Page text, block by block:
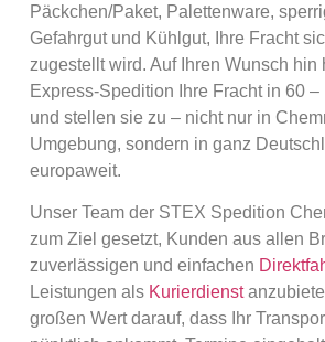
Päckchen/Paket, Palettenware,
Gefahrgut und Kühlgut, Ihre Fracht
zugestellt wird. Auf Ihren Wunsch hin
Express-Spedition Ihre Fracht in 60
und stellen sie zu – nicht nur in
Umgebung, sondern in ganz
europaweit.
Unser Team der STEX Spedition
zum Ziel gesetzt, Kunden aus allen
zuverlässigen und einfachen
Leistungen als Kurierdienst
großen Wert darauf, dass Ihr